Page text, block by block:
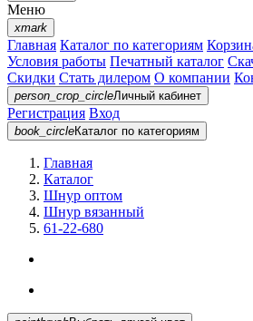
Меню
xmark
Главная Каталог по категориям
Условия работы Печатный каталог
Скидки Стать дилером О компании
person_crop_circleЛичный кабинет
Регистрация Вход
book_circleКаталог по категориям
Главная
Каталог
Шнур оптом
Шнур вязанный
61-22-680